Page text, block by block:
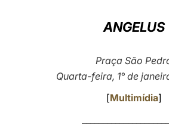
ANGELUS
Praça São
Quarta-feira, 1° de
[Multimídia]